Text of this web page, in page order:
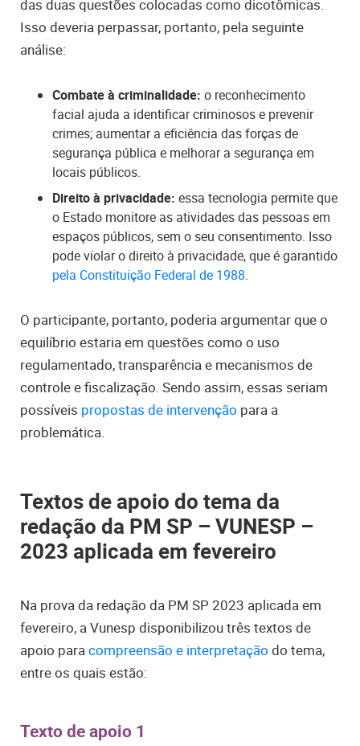
das duas questões colocadas como dicotômicas.
Isso deveria perpassar, portanto, pela seguinte
análise:
Combate à criminalidade: o reconhecimento
facial ajuda a identificar criminosos e prevenir
crimes; aumentar a eficiência das forças de
segurança pública e melhorar a segurança em
locais públicos.
Direito à privacidade: essa tecnologia permite que
o Estado monitore as atividades das pessoas em
espaços públicos, sem o seu consentimento. Isso
pode violar o direito à privacidade, que é garantido
pela Constituição Federal de 1988.
O participante, portanto, poderia argumentar que o
equilíbrio estaria em questões como o uso
regulamentado, transparência e mecanismos de
controle e fiscalização. Sendo assim, essas seriam
possíveis propostas de intervenção para a
problemática.
Textos de apoio do tema da
redação da PM SP – VUNESP –
2023 aplicada em fevereiro
Na prova da redação da PM SP 2023 aplicada em
fevereiro, a Vunesp disponibilizou três textos de
apoio paracompreensão e interpretação do tema,
entre os quais estão:
Texto de apoio 1